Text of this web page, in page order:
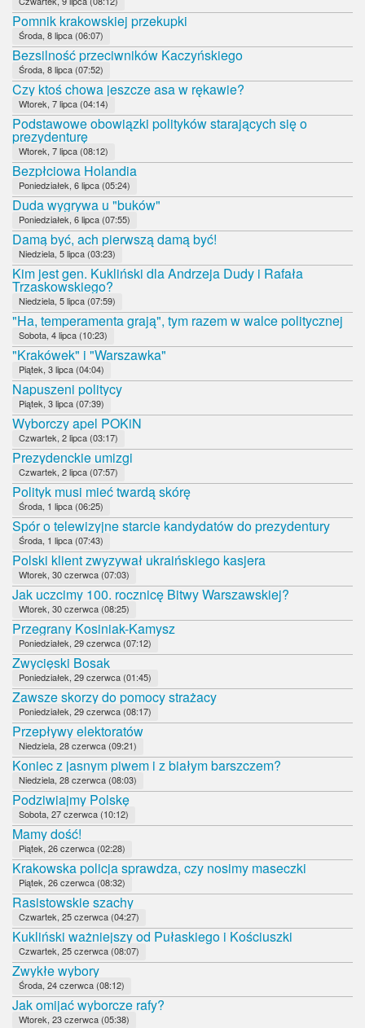
Pomnik krakowskiej przekupki
Środa, 8 lipca (06:07)
Bezsilność przeciwników Kaczyńskiego
Środa, 8 lipca (07:52)
Czy ktoś chowa jeszcze asa w rękawie?
Wtorek, 7 lipca (04:14)
Podstawowe obowiązki polityków starających się o
prezydenturę
Wtorek, 7 lipca (08:12)
Bezpłciowa Holandia
Poniedziałek, 6 lipca (05:24)
Duda wygrywa u "buków"
Poniedziałek, 6 lipca (07:55)
Damą być, ach pierwszą damą być!
Niedziela, 5 lipca (03:23)
Kim jest gen. Kukliński dla Andrzeja Dudy i Rafała
Trzaskowskiego?
Niedziela, 5 lipca (07:59)
"Ha, temperamenta grają", tym razem w walce politycznej
Sobota, 4 lipca (10:23)
"Krakówek" i "Warszawka"
Piątek, 3 lipca (04:04)
Napuszeni politycy
Piątek, 3 lipca (07:39)
Wyborczy apel POKiN
Czwartek, 2 lipca (03:17)
Prezydenckie umizgi
Czwartek, 2 lipca (07:57)
Polityk musi mieć twardą skórę
Środa, 1 lipca (06:25)
Spór o telewizyjne starcie kandydatów do prezydentury
Środa, 1 lipca (07:43)
Polski klient zwyzywał ukraińskiego kasjera
Wtorek, 30 czerwca (07:03)
Jak uczcimy 100. rocznicę Bitwy Warszawskiej?
Wtorek, 30 czerwca (08:25)
Przegrany Kosiniak-Kamysz
Poniedziałek, 29 czerwca (07:12)
Zwycięski Bosak
Poniedziałek, 29 czerwca (01:45)
Zawsze skorzy do pomocy strażacy
Poniedziałek, 29 czerwca (08:17)
Przepływy elektoratów
Niedziela, 28 czerwca (09:21)
Koniec z jasnym piwem i z białym barszczem?
Niedziela, 28 czerwca (08:03)
Podziwiajmy Polskę
Sobota, 27 czerwca (10:12)
Mamy dość!
Piątek, 26 czerwca (02:28)
Krakowska policja sprawdza, czy nosimy maseczki
Piątek, 26 czerwca (08:32)
Rasistowskie szachy
Czwartek, 25 czerwca (04:27)
Kukliński ważniejszy od Pułaskiego i Kościuszki
Czwartek, 25 czerwca (08:07)
Zwykłe wybory
Środa, 24 czerwca (08:12)
Jak omijać wyborcze rafy?
Wtorek, 23 czerwca (05:38)